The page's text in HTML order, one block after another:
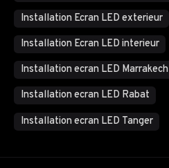
Installation Ecran LED exterieur
Installation Ecran LED interieur
Installation ecran LED Marrakech
Installation ecran LED Rabat
Installation ecran LED Tanger